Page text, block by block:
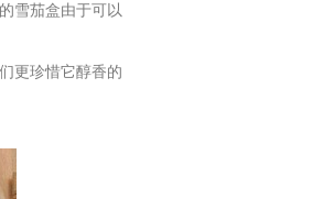
雪茄盒由于可以
更珍惜它醇香的